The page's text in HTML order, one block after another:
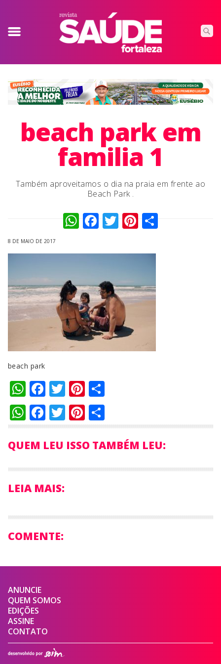
beach park em
familia 1
Também aproveitamos o dia na praia em frente ao
Beach Park .
WhatsApp
Facebook
TwitterPinterest
8 DE MAIO DE 2017
beach park
WhatsApp
Facebook
Twitter
Pinterest
Compartilhar
WhatsApp
Facebook
Twitter
Pinterest
Compartilhar
QUEM LEU ISSO TAMBÉM LEU:
LEIA MAIS:
COMENTE:
ANUNCIE
QUEM SOMOS
EDIÇÕES
ASSINE
CONTATO